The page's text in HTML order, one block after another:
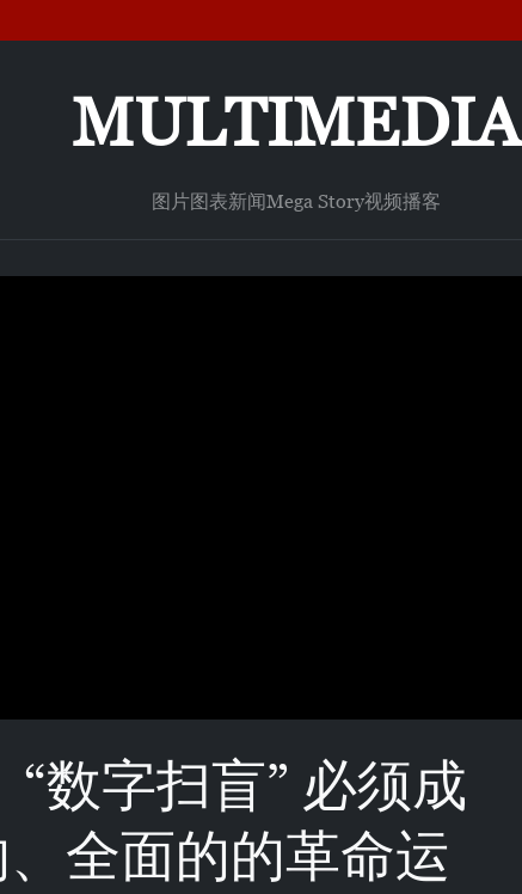
MULTIMEDIA
图片图表新闻Mega Story视频播客
数字扫盲” 必须成
全面的的革命运